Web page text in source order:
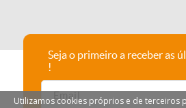
Seja o primeiro a receber as
!
Utilizamos cookies próprios e de terceiros